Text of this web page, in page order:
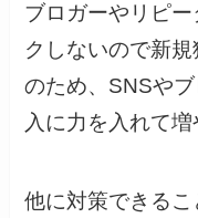
ブロガーやリピ
クしないので新
のため、SNSや
入に力を入れて増
他に対策できる